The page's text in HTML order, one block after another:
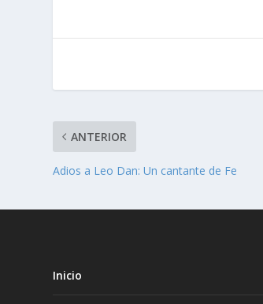
ANTERIOR
Adios a Leo Dan: Un cantante de Fe
Inicio